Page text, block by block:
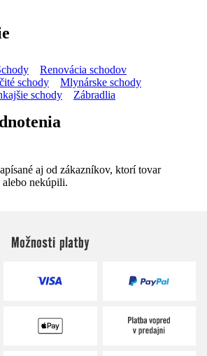
Renovácia schodov
schody
Mlynárske schody
schody Zábradlia
aj od zákazníkov, ktorí tovar
nekúpili.
Možnosti platby